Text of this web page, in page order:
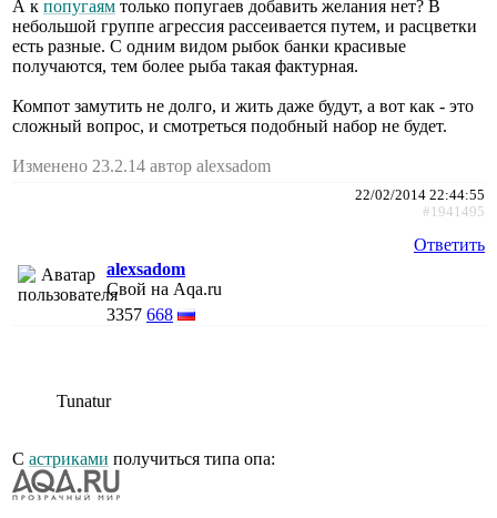
А к попугаям только попугаев добавить желания нет? В
небольшой группе агрессия рассеивается путем, и расцветки
есть разные. С одним видом рыбок банки красивые
получаются, тем более рыба такая фактурная.
Компот замутить не долго, и жить даже будут, а вот как - это
сложный вопрос, и смотреться подобный набор не будет.
Изменено 23.2.14 автор alexsadom
22/02/2014 22:44:55
#1941495
Ответить
alexsadom
Свой на Aqa.ru
3357 668
Tunatur
С астриками получиться типа опа: